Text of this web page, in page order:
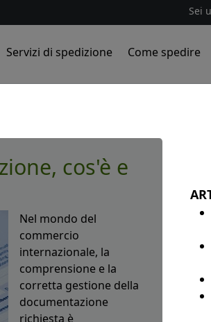
Sei
Servizi di spedizione Come spedire
cos'è e
Nel mondo del
commercio
internazionale, la
comprensione e la
corretta gestione della
documentazione
richiesta è